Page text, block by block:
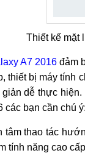
Thiết kế mặt
A7 2016 đảm
thiết bị máy tính
dễ thực
các bạn cần chú ý:
tâm thao tác
tính năng cao